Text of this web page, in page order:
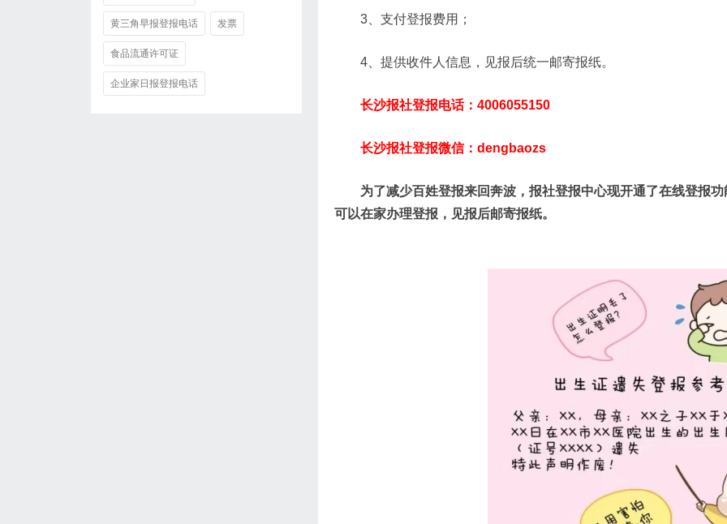
3、支付登报费用；
4、提供收件人信息，见报后统一邮寄报纸。
长沙报社登报电话：4006055150
长沙报社登报微信：dengbaozs
为了减少百姓登报来回奔波，报社登报中心现开通了在线登报
可以在家办理登报，见报后邮寄报纸。
黄三角早报登报电话 发票
食品流通许可证
企业家日报登报电话